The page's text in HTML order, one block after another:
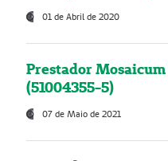
01 de Abril de 2020
Prestador
(51004355-5)
07 de Maio de 2021